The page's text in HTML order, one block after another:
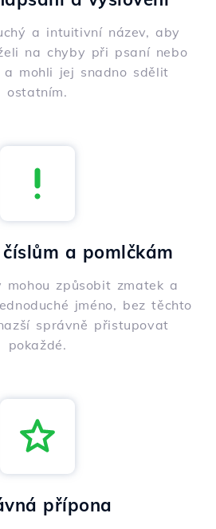
a intuitivní název, aby
na chyby při psaní nebo
a mohli jej snadno sdělit
ostatním.
a pomlčkám
mohou způsobit zmatek a
jméno, bez těchto
správně přistupovat
pokaždé.
přípona